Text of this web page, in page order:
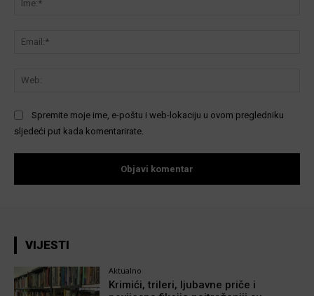
Spremite moje ime, e-poštu i web-lokaciju u ovom pregledniku
sljedeći put kada komentarirate.
VIJESTI
Aktualno
Krimići, trileri, ljubavne priče i